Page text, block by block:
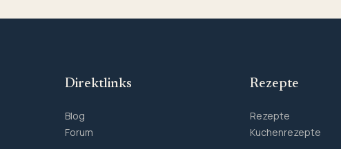
Direktlinks
Blog
Forum
Rezepte
Rezepte
Kuchenrezepte